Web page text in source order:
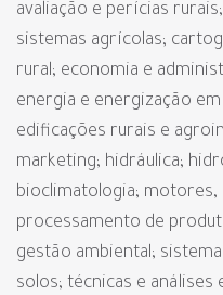
avaliação e perícias
sistemas agrícolas;
rural; economia e
energia e energização
edificações rurais e
marketing; hidráulica;
bioclimatologia; motores,
processamento de
gestão ambiental;
solos; técnicas e análises